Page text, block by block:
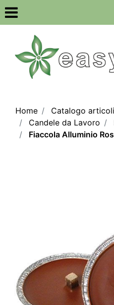
Open
Home Catalogo articoli
Candele da Lavoro
Fiaccola Alluminio